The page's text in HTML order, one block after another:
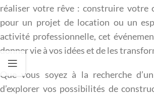
réaliser votre rêve : construire votre
pour un projet de location ou un
activité professionnelle, cet
donner vie à vos idées et de les
Que vous soyez à la recherche
d’explorer vos possibilités de